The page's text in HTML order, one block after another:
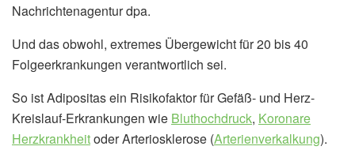
Nachrichtenagentur dpa.
Und das obwohl, extremes Übergewicht für 20 bis 40
Folgeerkrankungen verantwortlich sei.
So ist Adipositas ein Risikofaktor für Gefäß- und Herz-
Kreislauf-Erkrankungen wie Bluthochdruck, Koronare
Herzkrankheitoder Arteriosklerose (Arterienverkalkung).